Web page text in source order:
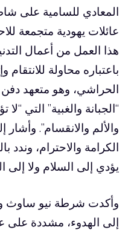
المعادي للسامية على
عائلات يهودية متجمعة
هذا العمل من أعمال
باعتباره محاولة للانتقام
الحراشي، وهو متعهد
“الجبانة والغبية” التي
والألم والانقسام”.
الكرامة والاحترام، وندد
يؤدي إلى السلام ولا إلى
وأكدت شرطة نيو ساوث
إلى الهدوء، مشددة